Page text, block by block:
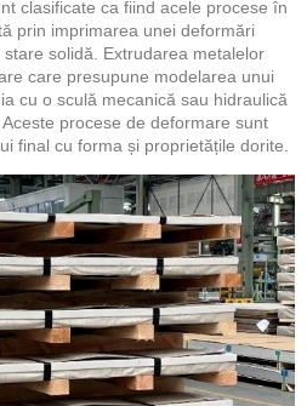
clasificate ca fiind acele procese în
prin imprimarea unei deformări
solidă. Extrudarea metalelor
care presupune modelarea unui
cu o sculă mecanică sau hidraulică
procese de deformare sunt
final cu forma și proprietățile dorite.